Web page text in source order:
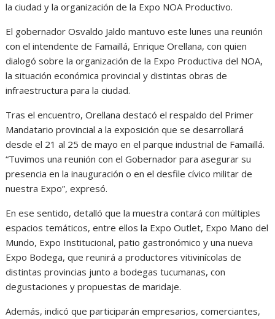
la ciudad y la organización de la Expo NOA Productivo.
El gobernador Osvaldo Jaldo mantuvo este lunes una reunión
con el intendente de Famaillá, Enrique Orellana, con quien
dialogó sobre la organización de la Expo Productiva del NOA,
la situación económica provincial y distintas obras de
infraestructura para la ciudad.
Tras el encuentro, Orellana destacó el respaldo del Primer
Mandatario provincial a la exposición que se desarrollará
desde el 21 al 25 de mayo en el parque industrial de Famaillá.
“Tuvimos una reunión con el Gobernador para asegurar su
presencia en la inauguración o en el desfile cívico militar de
nuestra Expo”, expresó.
En ese sentido, detalló que la muestra contará con múltiples
espacios temáticos, entre ellos la Expo Outlet, Expo Mano del
Mundo, Expo Institucional, patio gastronómico y una nueva
Expo Bodega, que reunirá a productores vitivinícolas de
distintas provincias junto a bodegas tucumanas, con
degustaciones y propuestas de maridaje.
Además, indicó que participarán empresarios, comerciantes,